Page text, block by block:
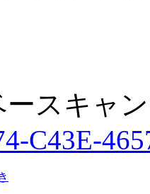
ースキャ